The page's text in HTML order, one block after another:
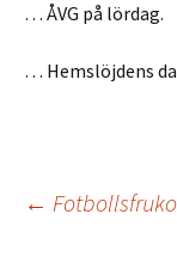
… ÅVG på lördag.
… Hemslöjdens
←